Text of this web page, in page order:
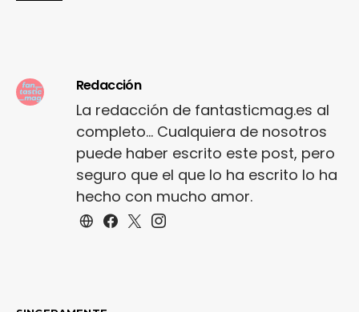
Redacción
La redacción de fantasticmag.es al
completo... Cualquiera de nosotros
puede haber escrito este post, pero
seguro que el que lo ha escrito lo ha
hecho con mucho amor.